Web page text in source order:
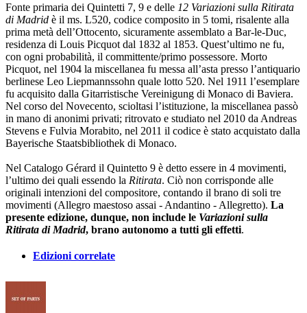
Fonte primaria dei Quintetti 7, 9 e delle 12 Variazioni sulla Ritirata
di Madrid è il ms. L520, codice composito in 5 tomi, risalente alla
prima metà dell’Ottocento, sicuramente assemblato a Bar-le-Duc,
residenza di Louis Picquot dal 1832 al 1853. Quest’ultimo ne fu,
con ogni probabilità, il committente/primo possessore. Morto
Picquot, nel 1904 la miscellanea fu messa all’asta presso l’antiquario
berlinese Leo Liepmannssohn quale lotto 520. Nel 1911 l’esemplare
fu acquisito dalla Gitarristische Vereinigung di Monaco di Baviera.
Nel corso del Novecento, scioltasi l’istituzione, la miscellanea passò
in mano di anonimi privati; ritrovato e studiato nel 2010 da Andreas
Stevens e Fulvia Morabito, nel 2011 il codice è stato acquistato dalla
Bayerische Staatsbibliothek di Monaco.
Nel Catalogo Gérard il Quintetto 9 è detto essere in 4 movimenti,
l’ultimo dei quali essendo la Ritirata. Ciò non corrisponde alle
originali intenzioni del compositore, contando il brano di soli tre
movimenti (Allegro maestoso assai - Andantino - Allegretto). La
presente edizione, dunque, non include le Variazioni sulla
Ritirata di Madrid, brano autonomo a tutti gli effetti.
Edizioni correlate